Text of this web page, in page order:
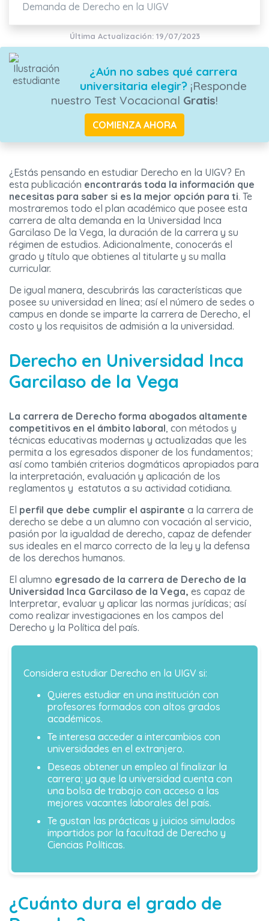
Demanda de Derecho en la UIGV
Última Actualización: 19/07/2023
¿Aún no sabes qué carrera
universitaria elegir?¡Responde
nuestro Test Vocacional Gratis!
COMIENZA AHORA
¿Estás pensando en estudiar Derecho en la UIGV? En
esta publicación encontrarás toda la información que
necesitas para saber si es la mejor opción para ti. Te
mostraremos todo el plan académico que posee esta
carrera de alta demanda en la Universidad Inca
Garcilaso De la Vega, la duración de la carrera y su
régimen de estudios. Adicionalmente, conocerás el
grado y título que obtienes al titularte y su malla
curricular.
De igual manera, descubrirás las características que
posee su universidad en línea; así el número de sedes o
campus en donde se imparte la carrera de Derecho, el
costo y los requisitos de admisión a la universidad.
Derecho en Universidad Inca
Garcilaso de la Vega
La carrera de Derecho forma abogados altamente
competitivos en el ámbito laboral, con métodos y
técnicas educativas modernas y actualizadas que les
permita a los egresados disponer de los fundamentos;
así como también criterios dogmáticos apropiados para
la interpretación, evaluación y aplicación de los
reglamentos y estatutos a su actividad cotidiana.
El perfil que debe cumplir el aspirante a la carrera de
derecho se debe a un alumno con vocación al servicio,
pasión por la igualdad de derecho, capaz de defender
sus ideales en el marco correcto de la ley y la defensa
de los derechos humanos.
El alumno egresado de la carrera de Derecho de la
Universidad Inca Garcilaso de la Vega, es capaz de
Interpretar, evaluar y aplicar las normas jurídicas; así
como realizar investigaciones en los campos del
Derecho y la Política del país.
Considera estudiar Derecho en la UIGV si:
Quieres estudiar en una institución con
profesores formados con altos grados
académicos.
Te interesa acceder a intercambios con
universidades en el extranjero.
Deseas obtener un empleo al finalizar la
carrera; ya que la universidad cuenta con
una bolsa de trabajo con acceso a las
mejores vacantes laborales del país.
Te gustan las prácticas y juicios simulados
impartidos por la facultad de Derecho y
Ciencias Políticas.
¿Cuánto dura el grado de